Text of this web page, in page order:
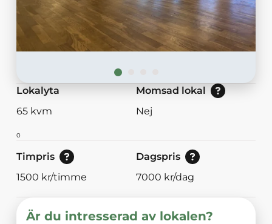
Lokalyta
65kvm
Momsad lokal
Nej: Lokalen är momsbefriad.<br/>Ja:
Nej
0
Timpris
Pris för enstaka timmar.
1500 kr/timme
Dagspris
Pris vid bokning av 8<br/>eller mer timmar.
7000 kr/dag
Är du intresserad av lokalen?